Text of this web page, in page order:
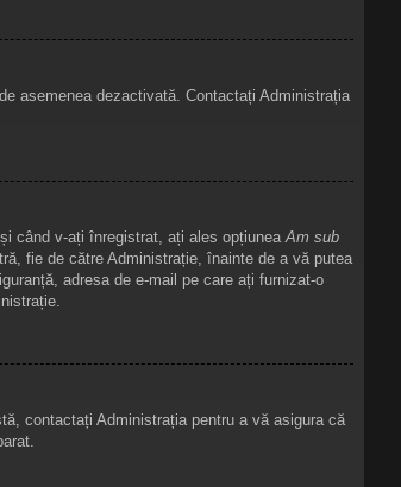
asemenea dezactivată. Contactați Administrația
când v-ați înregistrat, ați ales opțiunea Am sub
fie de către Administrație, înainte de a vă putea
adresa de e-mail pe care ați furnizat-o
contactați Administrația pentru a vă asigura că